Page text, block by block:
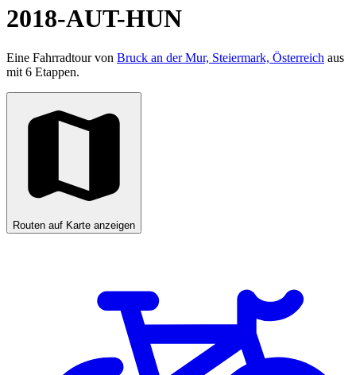
2018-AUT-HUN
Eine Fahrradtour von Bruck an der Mur, Steiermark, Österreich aus
mit 6 Etappen.
Routen auf Karte anzeigen